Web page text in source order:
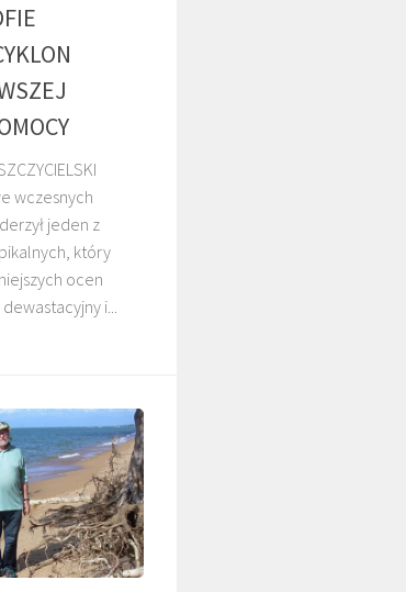
wczesnych
jeden z
który
ocen
i...